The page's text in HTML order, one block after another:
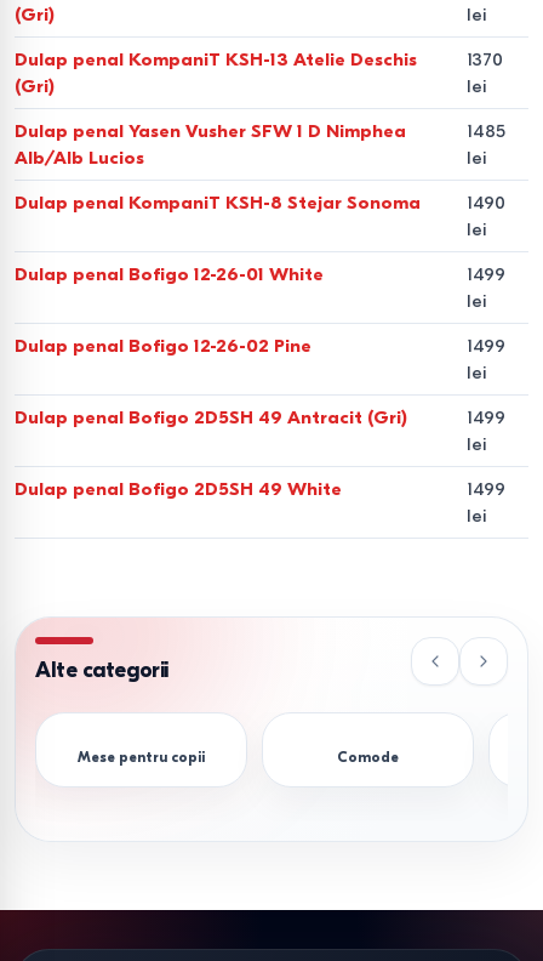
Sisteme cu rafturi.
Un dulap penal cu rafturi oferă acces
rapid la obiectele utilizate frecvent.
De ce să alegeți un dulap
penal de la Bigshop?
Dacă doriți un dulap penal de cumpărat în Moldova,
experiență de shopping simplificată:
Gamă variată.De la modele simple la cele
Accesibilitate.Aveți posibilitatea de a achiziționa orice
Livrare rapidă.
Comandați un dulap penal în Chișinău sau
în orice altă localitate din Moldova, iar noi îl aducem
catalogul nostru și profitați de cele mai bune prețuri
(Gri)
lei
Dulap penal KompaniT KSH-13 Atelie Deschis
(Gri)
1370
lei
Dulap penal Yasen Vusher SFW 1 D Nimphea
Alb/Alb Lucios
1485
lei
Dulap penal KompaniT KSH-8 Stejar Sonoma
1490
lei
Dulap penal Bofigo 12-26-01 White
1499
lei
Dulap penal Bofigo 12-26-02 Pine
1499
lei
Dulap penal Bofigo 2D5SH 49 Antracit (Gri)
1499
lei
Dulap penal Bofigo 2D5SH 49 White
1499
lei
Alte categorii
Mese pentru copii Comode